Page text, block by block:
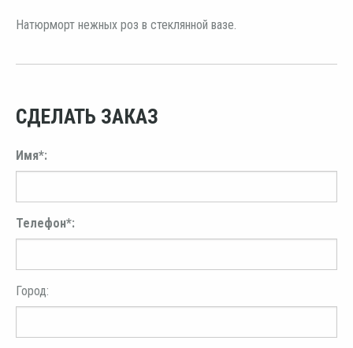
Натюрморт нежных роз в стеклянной вазе.
СДЕЛАТЬ ЗАКАЗ
Имя*:
Телефон*:
Город: